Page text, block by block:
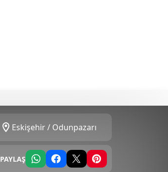
Eskişehir / Odunpazarı
PAYLAŞ